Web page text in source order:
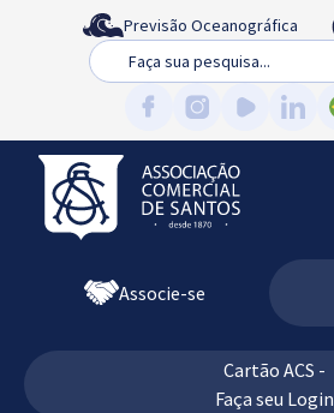
Previsão Oceanográfica
Busca
Associe-se
Cartão ACS -
Faça seu Login